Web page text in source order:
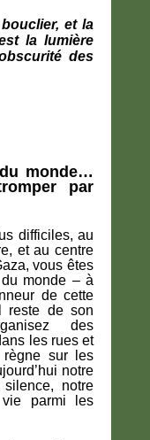
et la
la lumière
des
monde…
par
difficiles, au
et au centre
vous êtes
monde – à
de cette
reste de son
des
les rues et
sur les
notre
notre
parmi les